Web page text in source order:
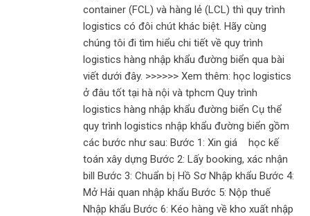
container (FCL) và hàng lẻ (LCL) thì quy trình
logistics có đôi chút khác biệt. Hãy cùng
chúng tôi đi tìm hiểu chi tiết về quy trình
logistics hàng nhập khẩu đường biển qua bài
viết dưới đây. >>>>>> Xem thêm: học logistics
ở đâu tốt tại hà nội và tphcm Quy trình
logistics hàng nhập khẩu đường biển Cụ thể
quy trình logistics nhập khẩu đường biển gồm
các bước như sau: Bước 1: Xin giá học kế
toán xây dựng Bước 2: Lấy booking, xác nhận
bill Bước 3: Chuẩn bị Hồ Sơ Nhập khẩu Bước 4:
Mở Hải quan nhập khẩu Bước 5: Nộp thuế
Nhập khẩu Bước 6: Kéo hàng về kho xuất nhập